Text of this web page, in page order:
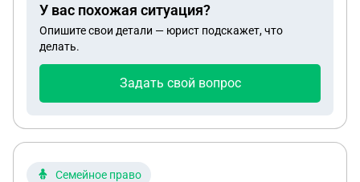
У вас похожая ситуация?
Опишите свои детали — юрист подскажет, что
делать.
Задать свой вопрос
Семейное право